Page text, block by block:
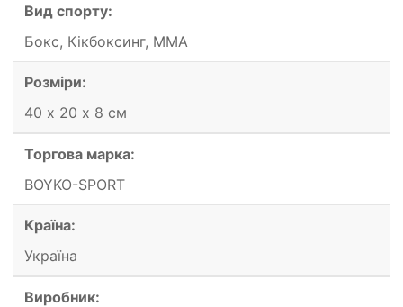
Вид спорту:
Бокс, Кікбоксинг, ММА
Розміри:
40 х 20 х 8 см
Торгова марка:
BOYKO-SPORT
Країна:
Україна
Виробник: